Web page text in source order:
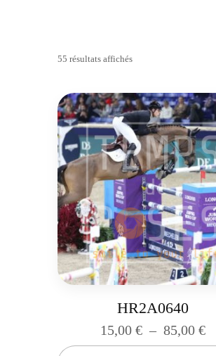
55 résultats affichés
HR2A0640
15,00€ – 85,00€